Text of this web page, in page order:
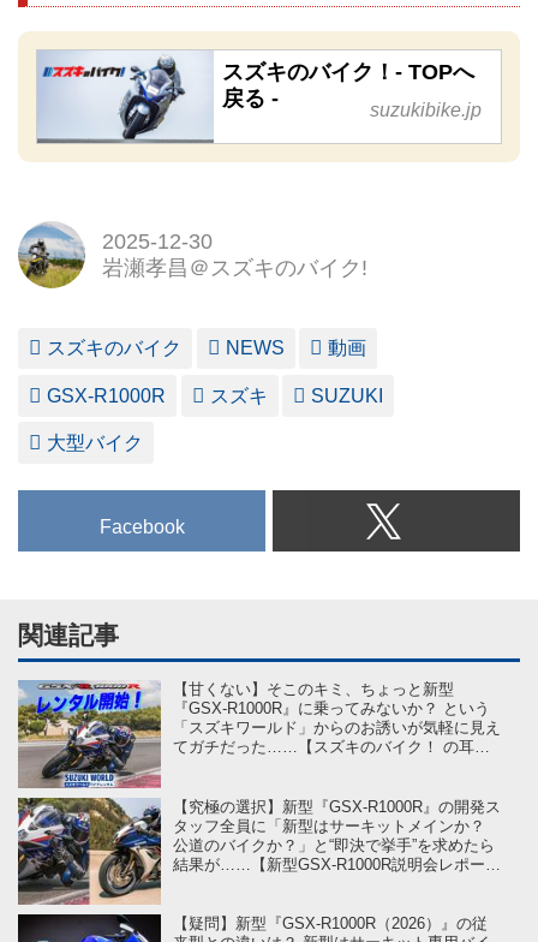
スズキのバイク！- TOPへ
戻る -
suzukibike.jp
2025-12-30
岩瀬孝昌＠スズキのバイク!
スズキのバイク NEWS 動画
GSX-R1000R スズキ SUZUKI
大型バイク
Facebook
関連記事
【甘くない】そこのキミ、ちょっと新型
『GSX-R1000R』に乗ってみないか？ という
「スズキワールド」からのお誘いが気軽に見え
てガチだった……【スズキのバイク！ の耳よ
【究極の選択】新型『GSX-R1000R』の開発ス
タッフ全員に「新型はサーキットメインか？
公道のバイクか？」と“即決で挙手”を求めたら
結果が……【新型GSX-R1000R説明会レポート
【疑問】新型『GSX-R1000R（2026）』の従